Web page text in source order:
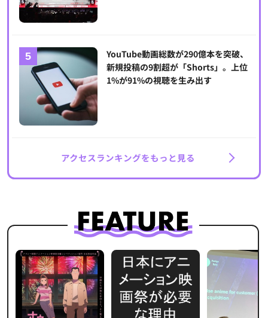
YouTube動画総数が290億本を突破、
新規投稿の9割超が「Shorts」。上位
1%が91%の視聴を生み出す
アクセスランキングをもっと見る